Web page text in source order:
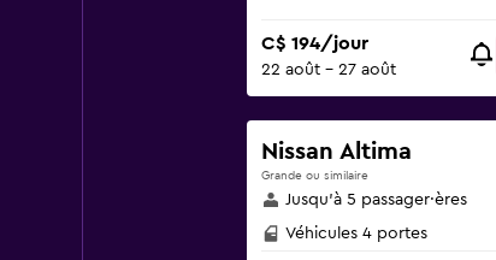
C$ 194/jour
22 août - 27 août
Nissan Altima
Grande ou similaire
Jusqu’à 5 passager·ères
Véhicules 4 portes